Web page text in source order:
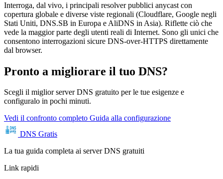
Interroga, dal vivo, i principali resolver pubblici anycast con
copertura globale e diverse viste regionali (Cloudflare, Google negli
Stati Uniti, DNS.SB in Europa e AliDNS in Asia). Riflette ciò che
vede la maggior parte degli utenti reali di Internet. Sono gli unici che
consentono interrogazioni sicure DNS-over-HTTPS direttamente
dal browser.
Pronto a migliorare il tuo DNS?
Scegli il miglior server DNS gratuito per le tue esigenze e
configuralo in pochi minuti.
Vedi il confronto completo Guida alla configurazione
DNS Gratis
La tua guida completa ai server DNS gratuiti
Link rapidi